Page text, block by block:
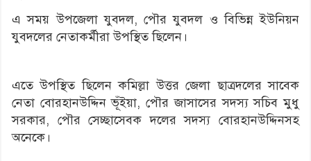
এ সময় উপজেলা যুবদল, পৌর যুবদল ও বিভিন্ন ইউনিয়ন
যুবদলের নেতাকর্মীরা উপস্থিত ছিলেন।
এতে উপস্থিত ছিলেন কমিল্লা উত্তর জেলা ছাত্রদলের সাবেক
নেতা বোরহানউদ্দিন ভূঁইয়া, পৌর জাসাসের সদস্য সচিব মুধু
সরকার, পৌর সেচ্ছাসেবক দলের সদস্য বোরহানউদ্দিনসহ
অনেকে।